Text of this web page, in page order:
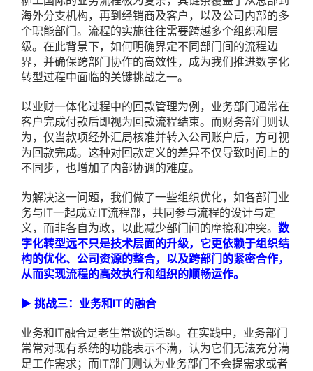
海外分支机构，再到经销商及客户，以及公司内部的多
个职能部门。流程的实施往往需要跨越多个组织和层
级。在此背景下，如何明确界定不同部门间的流程边
界，并确保跨部门协作的高效性，成为我们推进数字化
转型过程中面临的关键挑战之一。
以业财一体化过程中的回款管理为例，业务部门通常在
客户完成付款后即视为回款流程结束。而财务部门则认
为，仅当款项经外汇局核准并转入公司账户后，方可视
为回款完成。这种对回款定义的差异不仅导致时间上的
不同步，也增加了内部协调的难度。
为解决这一问题，我们做了一些组织优化，如各部门业
务与IT一起成立IT流程部，共同参与流程的设计与定
义，而非各自为政，以此减少部门间的摩擦和冲突。 数
字化转型远不只是技术层面的升级，它更依赖于组织结
构的优化、公司资源的整合，以及跨部门的紧密合作，
从而实现流程的高效执行和组织的顺畅运作。
▶ 挑战三：业务和IT的融合
业务和IT融合是老生常谈的话题。在实践中，业务部门
常常对现有系统的功能表示不满，认为它们无法充分满
足工作需求；而IT部门则认为业务部门不会提需求或者